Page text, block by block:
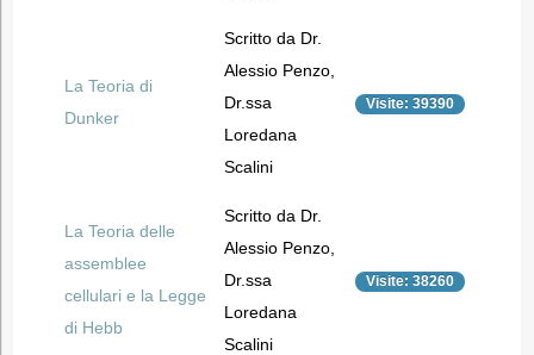
La Teoria di
Dunker
Scritto da Dr.
Alessio Penzo,
Dr.ssa
Loredana
Scalini
Visite: 39390
La Teoria delle
assemblee
cellulari e la Legge
di Hebb
Scritto da Dr.
Alessio Penzo,
Dr.ssa
Loredana
Scalini
Visite: 38260